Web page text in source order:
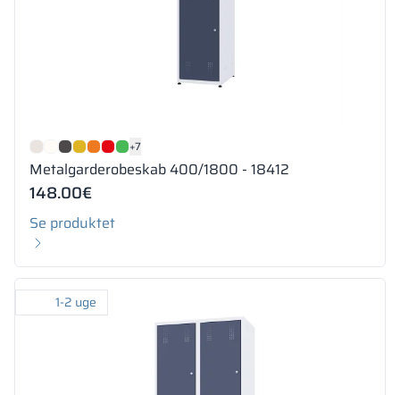
+7
Metalgarderobeskab 400/1800 - 18412
148.00€
Se produktet
1-2 uge